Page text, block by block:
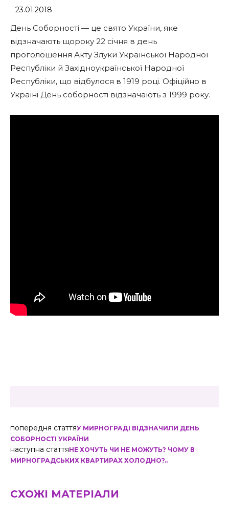
23.01.2018
День Соборності — це свято України, яке
відзначають щороку 22 січня в день
проголошення Акту Злуки Української Народної
Республіки й Західноукраїнської Народної
Республіки, що відбулося в 1919 році. Офіційно в
Україні День соборності відзначають з 1999 року.
попередня статтяУ МИРНОГРАДІ ВІДЗНАЧИЛИ ДЕНЬ
СОБОРНОСТІ УКРАЇНИ
наступна статтяНЕ ХОЧУТЬ ЧИ НЕ МОЖУТЬ? ЧОМУ В
МИРНОГРАДСЬКИХ КВАРТИРАХ ХОЛОДНО?..
СХОЖІ МАТЕРІАЛИ